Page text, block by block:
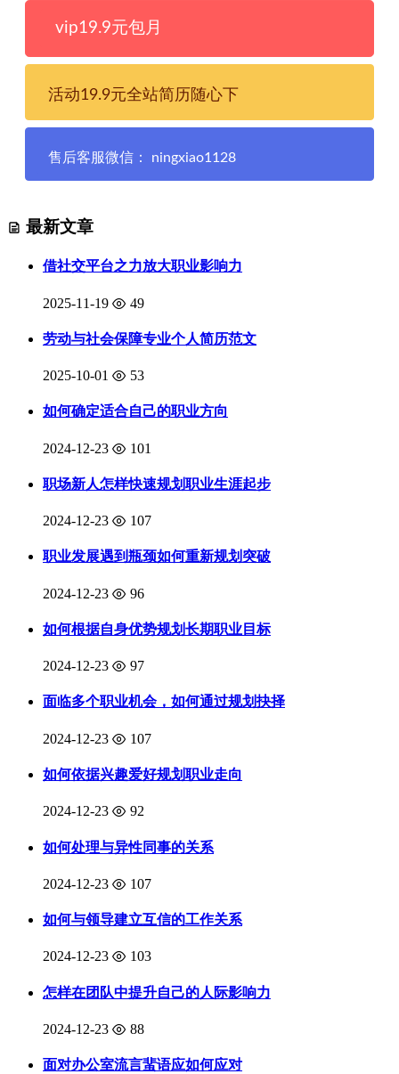
vip19.9元包月
活动19.9元全站简历随心下
售后客服微信： ningxiao1128
最新文章
借社交平台之力放大职业影响力
2025-11-19 49
劳动与社会保障专业个人简历范文
2025-10-01 53
如何确定适合自己的职业方向
2024-12-23 101
职场新人怎样快速规划职业生涯起步
2024-12-23 107
职业发展遇到瓶颈如何重新规划突破
2024-12-23 96
如何根据自身优势规划长期职业目标
2024-12-23 97
面临多个职业机会，如何通过规划抉择
2024-12-23 107
如何依据兴趣爱好规划职业走向
2024-12-23 92
如何处理与异性同事的关系
2024-12-23 107
如何与领导建立互信的工作关系
2024-12-23 103
怎样在团队中提升自己的人际影响力
2024-12-23 88
面对办公室流言蜚语应如何应对